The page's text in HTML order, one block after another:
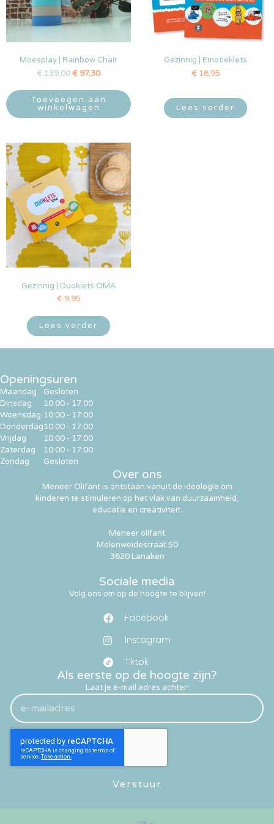
Moesplay | Rainbow Chair
€ 139,00€ 97,30
Toevoegen aan
winkelwagen
Gezinnig | Emotieklets
€ 18,95
Lees verder
Gezinnig | Duoklets OMA
€ 9,95
Lees verder
Als eerste op de hoogte zijn?
Laat je e-mail adres achter!
Verstuur
Sociale media
Volg ons om op de hoogte te blijven!
Facebook
Instagram
Tiktok
Over ons
Meneer Olifant is ontstaan vanuit de ideologie om
kinderen te stimuleren op het vlak van duurzaamheid,
educatie en creativiteit.
Meneer olifant
Molenweidestraat 50
3620 Lanaken
Openingsuren
Maandag
Dinsdag
Woensdag
Donderdag
Vrijdag
Zaterdag
Zondag
Gesloten
10:00 - 17:00
10:00 - 17:00
10:00 - 17:00
10:00 - 17:00
10:00 - 17:00
Gesloten